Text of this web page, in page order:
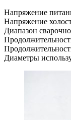
Напряжение
Напряжение
Диапазон
Диаметры